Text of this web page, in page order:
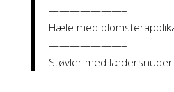
———————–
Hæle med
———————–
Støvler med